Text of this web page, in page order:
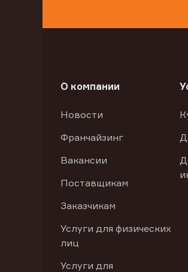
О компании
Новости
Франчайзинг
Вакансии
Поставщикам
Заказчикам
Услуги для физических
лиц
Услуги для